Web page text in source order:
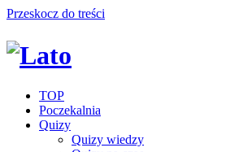
Przeskocz do treści
TOP
Poczekalnia
Quizy
Quizy wiedzy